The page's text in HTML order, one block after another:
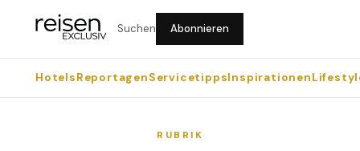
Suchen Abonnieren
HotelsReportagenServicetippsInspirationen
RUBRIK